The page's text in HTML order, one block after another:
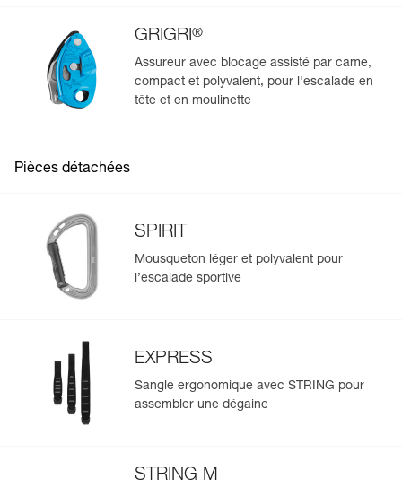
Résistance : 22 kN
Poids : 107 g
Garantie : 3 ans
Conditionnement : 1
GRIGRI®
Assureur avec blocage assisté par came,
compact et polyvalent, pour l'escalade en
tête et en moulinette
Pièces détachées
SPIRIT
Mousqueton léger et polyvalent pour
l’escalade sportive
EXPRESS
Sangle ergonomique avec STRING pour
assembler une dégaine
STRING M